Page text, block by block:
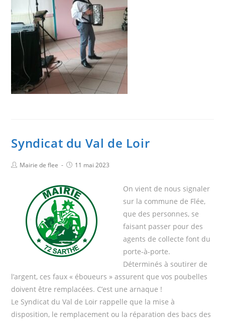
Syndicat du Val de Loir
Mairie de flee 11 mai 2023
On vient de nous signaler
sur la commune de Flée,
que des personnes, se
faisant passer pour des
agents de collecte font du
porte-à-porte.
Déterminés à soutirer de
l’argent, ces faux « éboueurs » assurent que vos poubelles
doivent être remplacées. C’est une arnaque !
Le Syndicat du Val de Loir rappelle que la mise à
disposition, le remplacement ou la réparation des bacs des